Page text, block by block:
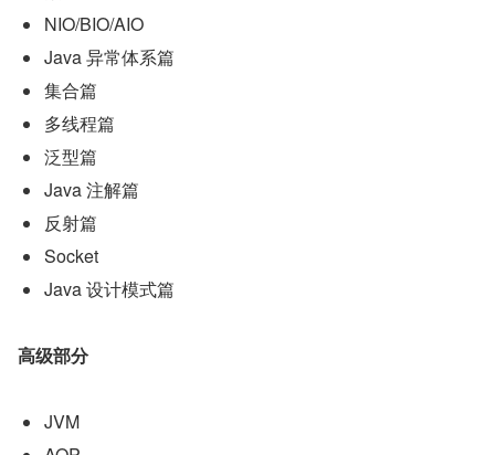
NIO/BIO/AIO
Java 异常体系篇
集合篇
多线程篇
泛型篇
Java 注解篇
反射篇
Socket
Java 设计模式篇
高级部分
JVM